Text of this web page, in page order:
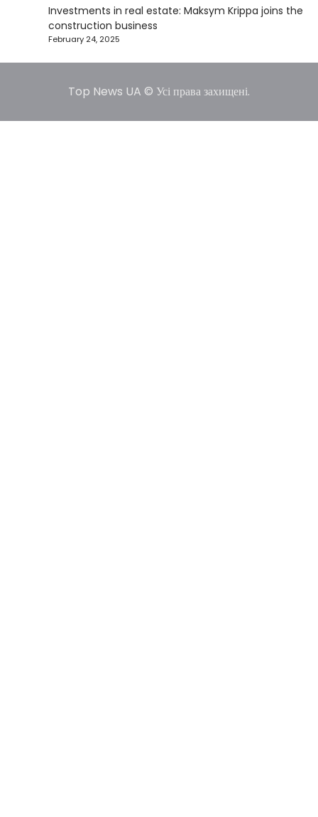
Investments in real estate: Maksym Krippa joins the
construction business
February 24, 2025
Top News UA © Усі права захищені.